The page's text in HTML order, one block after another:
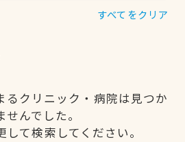
すべてをクリア
るクリニック・病院は見つか
せんでした。
て検索してください。